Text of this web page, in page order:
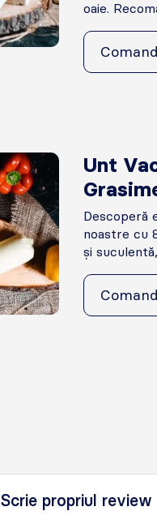
oaie.
Unt
Descoperă
noastre cu
și suculentă,
Scrie propriul review